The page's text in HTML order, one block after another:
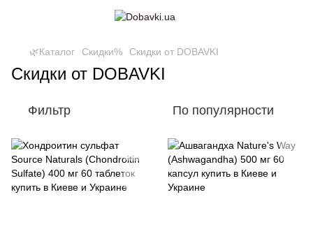
🌿Каталог Скидки% Скидки от DOBAVKI
Скидки от DOBAVKI
Фильтр По популярности